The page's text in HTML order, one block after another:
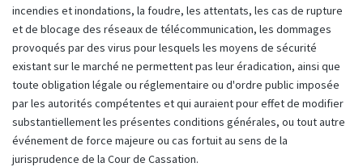
incendies et inondations, la foudre, les attentats, les cas de rupture
et de blocage des réseaux de télécommunication, les dommages
provoqués par des virus pour lesquels les moyens de sécurité
existant sur le marché ne permettent pas leur éradication, ainsi que
toute obligation légale ou réglementaire ou d'ordre public imposée
par les autorités compétentes et qui auraient pour effet de modifier
substantiellement les présentes conditions générales, ou tout autre
événement de force majeure ou cas fortuit au sens de la
jurisprudence de la Cour de Cassation.